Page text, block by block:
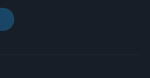
está programado para
el Centro Espacial